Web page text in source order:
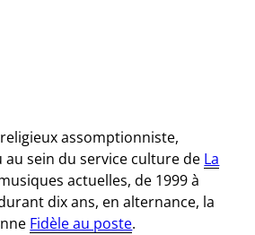
assomptionniste,
sein du service culture de La
actuelles, de 1999 à
dix ans, en alternance, la
Fidèle au poste.